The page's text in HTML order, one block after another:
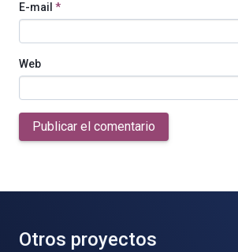
E-mail *
Web
Publicar el comentario
Otros proyectos